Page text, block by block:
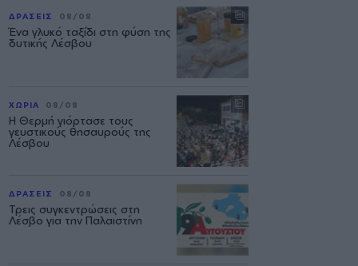
ΔΡΑΣΕΙΣ 08/08
Ένα γλυκό ταξίδι στη φύση της
δυτικής Λέσβου
ΧΩΡΙΑ 08/08
Η Θερμή γιόρτασε τους
γευστικούς θησαυρούς της
Λέσβου
ΔΡΑΣΕΙΣ 08/08
Τρεις συγκεντρώσεις στη
Λέσβο για την Παλαιστίνη